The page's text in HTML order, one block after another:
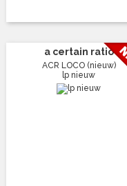
a certain ratio
ACR LOCO (nieuw)
lp nieuw